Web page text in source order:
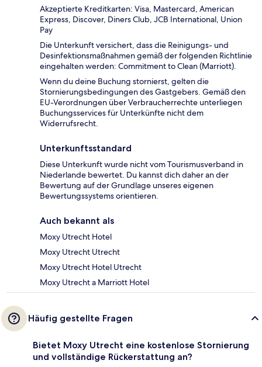
Akzeptierte Kreditkarten: Visa, Mastercard, American
Express, Discover, Diners Club, JCB International, Union
Pay
Die Unterkunft versichert, dass die Reinigungs- und
Desinfektionsmaßnahmen gemäß der folgenden Richtlinie
eingehalten werden: Commitment to Clean (Marriott).
Wenn du deine Buchung stornierst, gelten die
Stornierungsbedingungen des Gastgebers. Gemäß den
EU-Verordnungen über Verbraucherrechte unterliegen
Buchungsservices für Unterkünfte nicht dem
Widerrufsrecht.
Unterkunftsstandard
Diese Unterkunft wurde nicht vom Tourismusverband in
Niederlande bewertet. Du kannst dich daher an der
Bewertung auf der Grundlage unseres eigenen
Bewertungssystems orientieren.
Auch bekannt als
Moxy Utrecht Hotel
Moxy Utrecht Utrecht
Moxy Utrecht Hotel Utrecht
Moxy Utrecht a Marriott Hotel
Häufig gestellte Fragen
Bietet Moxy Utrecht eine kostenlose Stornierung
und vollständige Rückerstattung an?